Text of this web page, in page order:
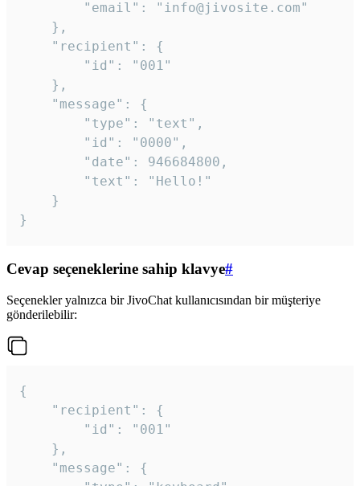
}
Cevap seçeneklerine sahip klavye#
Seçenekler yalnızca bir JivoChat kullanıcısından bir müşteriye
gönderilebilir:
{